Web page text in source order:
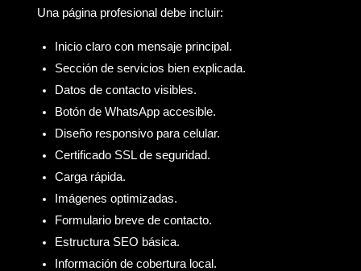
Una página profesional debe incluir:
Inicio claro con mensaje principal.
Sección de servicios bien explicada.
Datos de contacto visibles.
Botón de WhatsApp accesible.
Diseño responsivo para celular.
Certificado SSL de seguridad.
Carga rápida.
Imágenes optimizadas.
Formulario breve de contacto.
Estructura SEO básica.
Información de cobertura local.